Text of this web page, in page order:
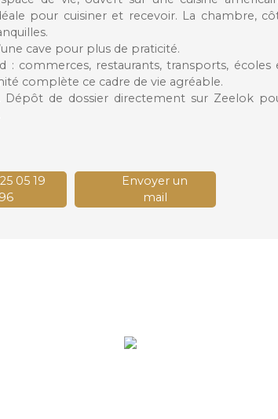
pour cuisiner et recevoir. La chambre,
cave pour plus de praticité.
: commerces, restaurants, transports, écoles
complète ce cadre de vie agréable.
Dépôt de dossier directement sur Zeelok
05 19
96
Envoyer un
mail